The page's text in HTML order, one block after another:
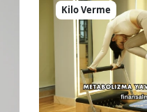
Kilo Verme